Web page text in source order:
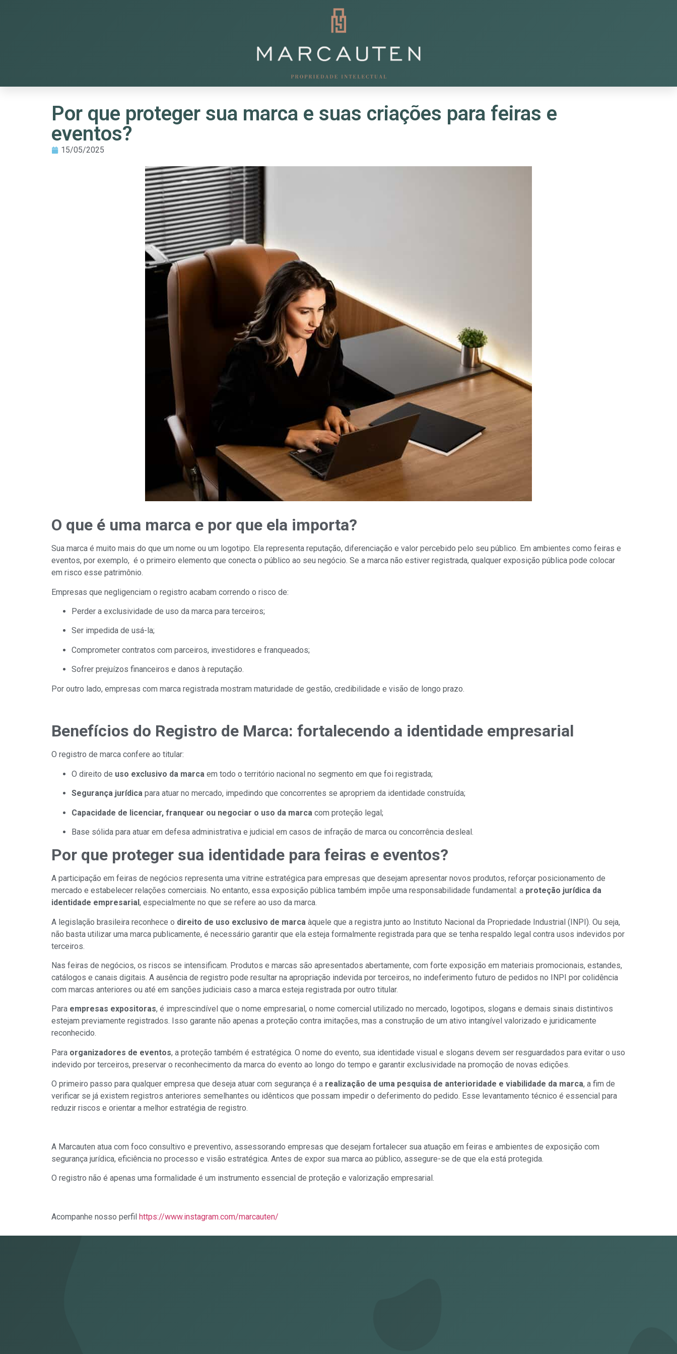
Por que proteger sua marca e suas criações para feiras e
eventos?
15/05/2025
O que é uma marca e por que ela importa?
Sua marca é muito mais do que um nome ou um logotipo. Ela representa reputação, diferenciação e valor percebido pelo seu público. Em ambientes como feiras e
eventos, por exemplo, é o primeiro elemento que conecta o público ao seu negócio. Se a marca não estiver registrada, qualquer exposição pública pode colocar
em risco esse patrimônio.
Empresas que negligenciam o registro acabam correndo o risco de:
Perder a exclusividade de uso da marca para terceiros;
Ser impedida de usá-la;
Comprometer contratos com parceiros, investidores e franqueados;
Sofrer prejuízos financeiros e danos à reputação.
Por outro lado, empresas com marca registrada mostram maturidade de gestão, credibilidade e visão de longo prazo.
Benefícios do Registro de Marca: fortalecendo a identidade empresarial
O registro de marca confere ao titular:
O direito de uso exclusivo da marca em todo o território nacional no segmento em que foi registrada;
Segurança jurídica para atuar no mercado, impedindo que concorrentes se apropriem da identidade construída;
Capacidade de licenciar, franquear ou negociar o uso da marca com proteção legal;
Base sólida para atuar em defesa administrativa e judicial em casos de infração de marca ou concorrência desleal.
Por que proteger sua identidade para feiras e eventos?
A participação em feiras de negócios representa uma vitrine estratégica para empresas que desejam apresentar novos produtos, reforçar posicionamento de
mercado e estabelecer relações comerciais. No entanto, essa exposição pública também impõe uma responsabilidade fundamental: a proteção jurídica da
identidade empresarial , especialmente no que se refere ao uso da marca.
A legislação brasileira reconhece o direito de uso exclusivo de marca àquele que a registra junto ao Instituto Nacional da Propriedade Industrial (INPI). Ou seja,
não basta utilizar uma marca publicamente, é necessário garantir que ela esteja formalmente registrada para que se tenha respaldo legal contra usos indevidos por
terceiros.
Nas feiras de negócios, os riscos se intensificam. Produtos e marcas são apresentados abertamente, com forte exposição em materiais promocionais, estandes,
catálogos e canais digitais. A ausência de registro pode resultar na apropriação indevida por terceiros, no indeferimento futuro de pedidos no INPI por colidência
com marcas anteriores ou até em sanções judiciais caso a marca esteja registrada por outro titular.
Para empresas expositoras, é imprescindível que o nome empresarial, o nome comercial utilizado no mercado, logotipos, slogans e demais sinais distintivos
estejam previamente registrados. Isso garante não apenas a proteção contra imitações, mas a construção de um ativo intangível valorizado e juridicamente
reconhecido.
Para organizadores de eventos, a proteção também é estratégica. O nome do evento, sua identidade visual e slogans devem ser resguardados para evitar o uso
indevido por terceiros, preservar o reconhecimento da marca do evento ao longo do tempo e garantir exclusividade na promoção de novas edições.
O primeiro passo para qualquer empresa que deseja atuar com segurança é a realização de uma pesquisa de anterioridade e viabilidade da marca, a fim de
verificar se já existem registros anteriores semelhantes ou idênticos que possam impedir o deferimento do pedido. Esse levantamento técnico é essencial para
reduzir riscos e orientar a melhor estratégia de registro.
A Marcauten atua com foco consultivo e preventivo, assessorando empresas que desejam fortalecer sua atuação em feiras e ambientes de exposição com
segurança jurídica, eficiência no processo e visão estratégica. Antes de expor sua marca ao público, assegure-se de que ela está protegida.
O registro não é apenas uma formalidade é um instrumento essencial de proteção e valorização empresarial.
Acompanhe nosso perfil https://www.instagram.com/marcauten/